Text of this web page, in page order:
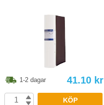
1-2 dagar 41.10 kr
KÖP